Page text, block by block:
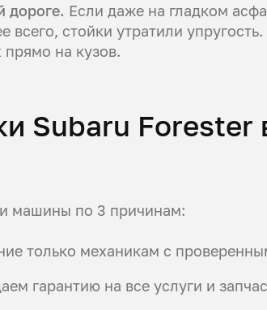
дороге. Если даже на гладком
всего, стойки утратили
прямо на кузов.
Subaru Forester
машины по 3 причинам:
только механикам с
гарантию на все услуги и